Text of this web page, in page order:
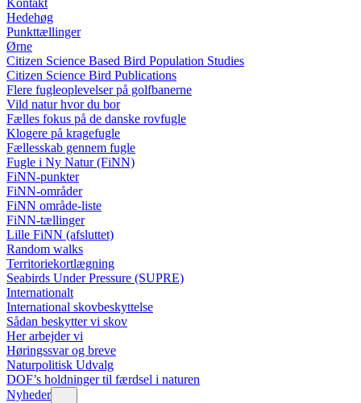
Kontakt
Hedehøg
Punkttællinger
Ørne
Citizen Science Based Bird Population Studies
Citizen Science Bird Publications
Flere fugleoplevelser på golfbanerne
Vild natur hvor du bor
Fælles fokus på de danske rovfugle
Klogere på kragefugle
Fællesskab gennem fugle
Fugle i Ny Natur (FiNN)
FiNN-punkter
FiNN-områder
FiNN område-liste
FiNN-tællinger
Lille FiNN (afsluttet)
Random walks
Territoriekortlægning
Seabirds Under Pressure (SUPRE)
Internationalt
International skovbeskyttelse
Sådan beskytter vi skov
Her arbejder vi
Høringssvar og breve
Naturpolitisk Udvalg
DOF’s holdninger til færdsel i naturen
Nyheder